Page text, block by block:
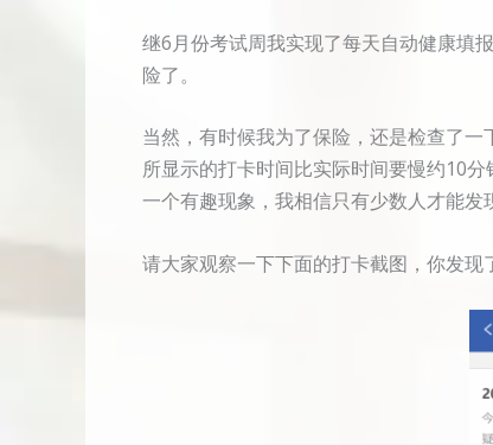
继6月份考试周我实现了每天自动健康填报
险了。
当然，有时候我为了保险，还是检查了
所显示的打卡时间比实际时间要慢约10
一个有趣现象，我相信只有少数人才能发
请大家观察一下下面的打卡截图，你发现